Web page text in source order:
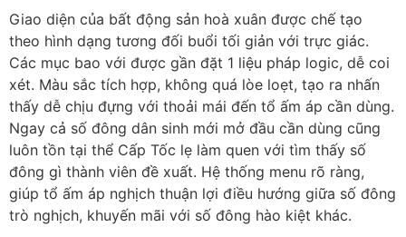
Giao diện của bất động sản hoà xuân được chế tạo
theo hình dạng tương đối buổi tối giản với trực giác.
Các mục bao với được gần đặt 1 liệu pháp logic, dễ coi
xét. Màu sắc tích hợp, không quá lòe loẹt, tạo ra nhấn
thấy dễ chịu đựng với thoải mái đến tổ ấm áp cần dùng.
Ngay cả số đông dân sinh mới mở đầu cần dùng cũng
luôn tồn tại thể Cấp Tốc lẹ làm quen với tìm thấy số
đông gì thành viên đề xuất. Hệ thống menu rõ ràng,
giúp tổ ấm áp nghịch thuận lợi điều hướng giữa số đông
trò nghịch, khuyến mãi với số đông hào kiệt khác.